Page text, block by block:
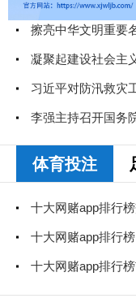
习近平对防汛救灾
体育投注